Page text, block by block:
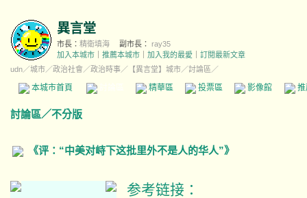
異言堂
市長： 精衛填海 副市長： ray35
加入本城市
推薦本城市 加入我的最愛
訂閱最新文章
udn／城市／政治社會 ／政治時事／ 【異言堂】城市／討論區／
本城市首頁 精華區 投票區 影像館
討論區／不分版
《评：“中美对峙下这批里外不是人的华人”》
参考链接：